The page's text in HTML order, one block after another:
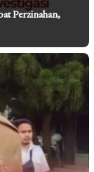
Perzinahan,